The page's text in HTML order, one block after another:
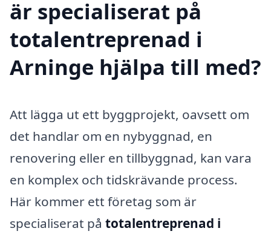
är specialiserat på
totalentreprenad i
Arninge hjälpa till med?
Att lägga ut ett byggprojekt, oavsett om
det handlar om en nybyggnad, en
renovering eller en tillbyggnad, kan vara
en komplex och tidskrävande process.
Här kommer ett företag som är
specialiserat på totalentreprenad i